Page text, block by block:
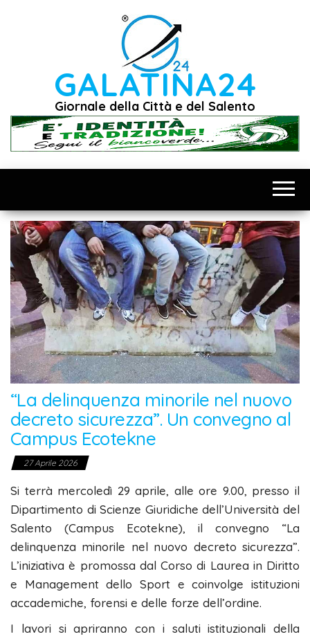
GALATINA24
Giornale della Città e del Salento
“La delinquenza minorile nel nuovo
decreto sicurezza”. Un convegno al
Campus Ecotekne
27 Aprile 2026
Si terrà mercoledì 29 aprile, alle ore 9.00, presso il
Dipartimento di Scienze Giuridiche dell’Università del
Salento (Campus Ecotekne), il convegno “La
delinquenza minorile nel nuovo decreto sicurezza”.
L’iniziativa è promossa dal Corso di Laurea in Diritto
e Management dello Sport e coinvolge istituzioni
accademiche, forensi e delle forze dell’ordine.
I lavori si apriranno con i saluti istituzionali della